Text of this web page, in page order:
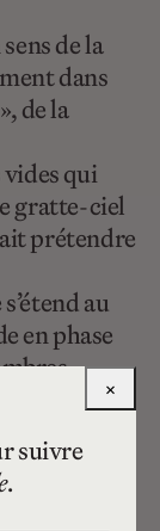
de la
dans
de la
qui
gratte-ciel
prétendre
au
en phase
au destin
culture
×
suivre
.